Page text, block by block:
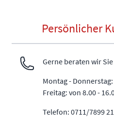
Persönlicher
Gerne beraten wir
Montag -
Freitag: von 8.00 -
Telefon: 0711/7899